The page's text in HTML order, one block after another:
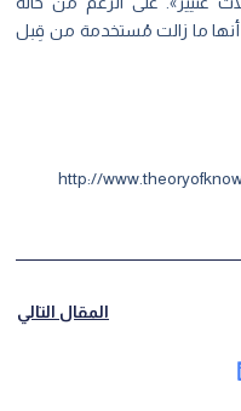
أنها ما زالت مُستخدمة من قِبل
http://
المقال التالي